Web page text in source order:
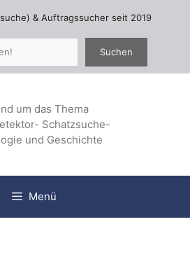
& Auftragssucher seit 2019
Suchen
um das Thema
Schatzsuche-
und Geschichte
Menü